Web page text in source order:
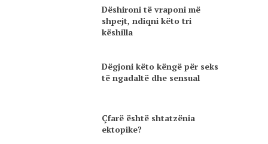
Dëshironi të vraponi më
shpejt, ndiqni këto tri
këshilla
Dëgjoni këto këngë për seks
të ngadaltë dhe sensual
Çfarë është shtatzënia
ektopike?